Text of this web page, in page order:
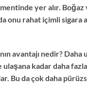
yer alır. Boğaz
onu rahat içimli sigara
avantajı nedir? Daha
kadar daha fazla
Bu da çok daha